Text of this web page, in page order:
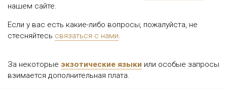
нашем сайте.
Если у вас есть какие-либо вопросы, пожалуйста, не
стесняйтесь связаться с нами.
За некоторые экзотические языки или особые запросы
взимается дополнительная плата.